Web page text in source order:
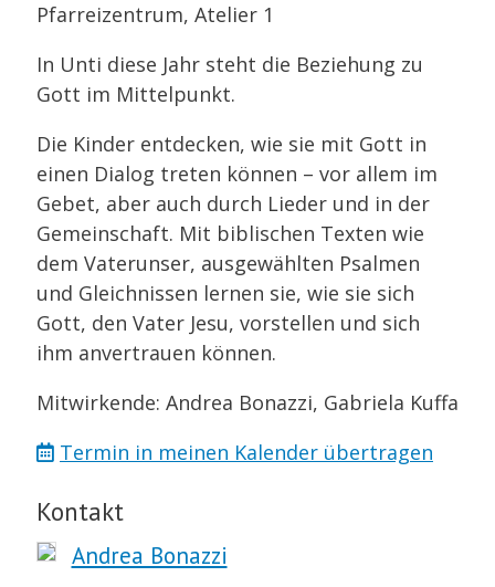
Pfarreizentrum, Atelier 1
In Unti diese Jahr steht die Beziehung zu
Gott im Mittelpunkt.
Die Kinder entdecken, wie sie mit Gott in
einen Dialog treten können – vor allem im
Gebet, aber auch durch Lieder und in der
Gemeinschaft. Mit biblischen Texten wie
dem Vaterunser, ausgewählten Psalmen
und Gleichnissen lernen sie, wie sie sich
Gott, den Vater Jesu, vorstellen und sich
ihm anvertrauen können.
Mitwirkende: Andrea Bonazzi, Gabriela Kuffa
Termin in meinen Kalender übertragen
Kontakt
Andrea Bonazzi